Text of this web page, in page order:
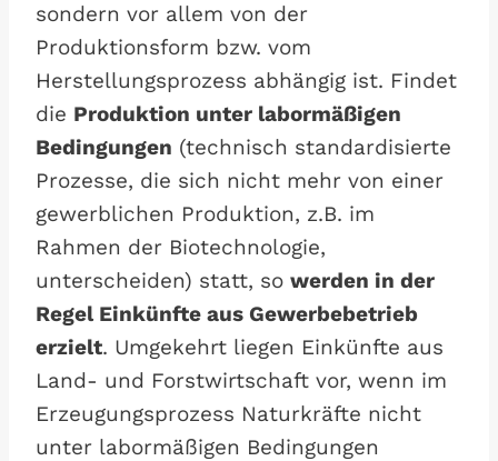
sondern vor allem von der
Produktionsform bzw. vom
Herstellungsprozess abhängig ist. Findet
die Produktion unter labormäßigen
Bedingungen (technisch standardisierte
Prozesse, die sich nicht mehr von einer
gewerblichen Produktion, z.B. im
Rahmen der Biotechnologie,
unterscheiden) statt, so werden in der
Regel Einkünfte aus Gewerbebetrieb
erzielt. Umgekehrt liegen Einkünfte aus
Land- und Forstwirtschaft vor, wenn im
Erzeugungsprozess Naturkräfte nicht
unter labormäßigen Bedingungen